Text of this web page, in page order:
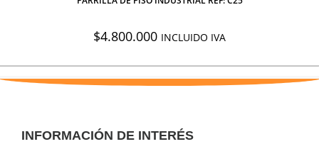
$4.800.000 INCLUIDO IVA
INFORMACIÓN DE INTERÉS